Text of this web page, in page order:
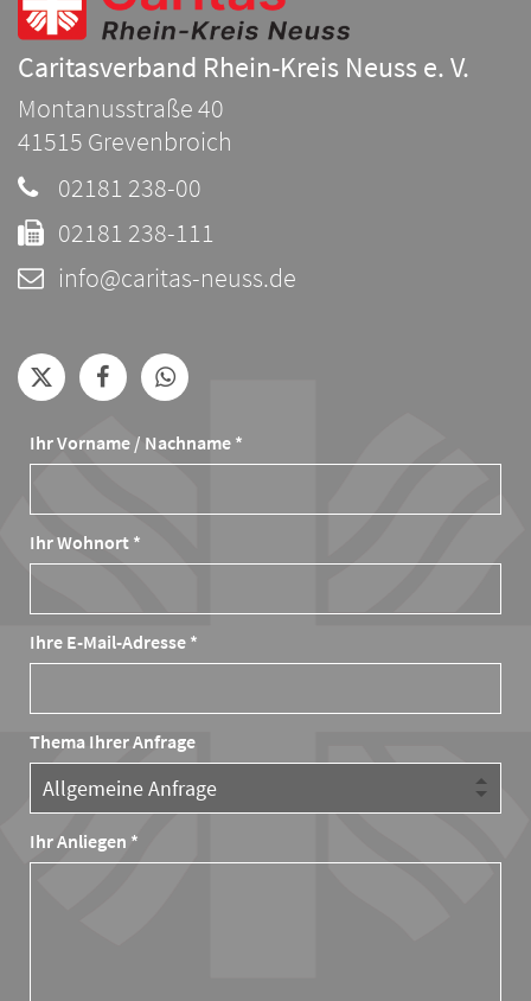
Ihr Vorname / Nachname *
Ihr Wohnort *
Ihre E-Mail-Adresse *
Thema Ihrer Anfrage
Ihr Anliegen *
Caritasverband Rhein-Kreis Neuss e. V.
Montanusstraße 40
41515 Grevenbroich
02181 238-00
02181 238-111
info@caritas-neuss.de